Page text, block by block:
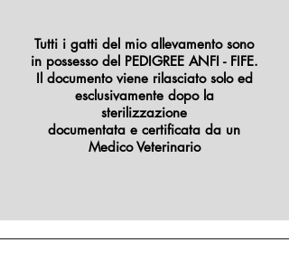
Tutti i gatti del mio allevamento sono
in possesso del PEDIGREE ANFI - FIFE.
Il documento viene rilasciato solo ed
esclusivamente dopo la
sterilizzazione
documentata e certificata da un
Medico Veterinario